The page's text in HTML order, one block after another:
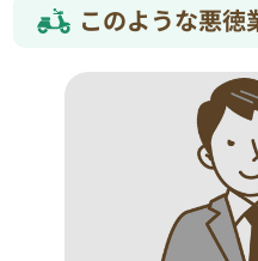
このような悪徳